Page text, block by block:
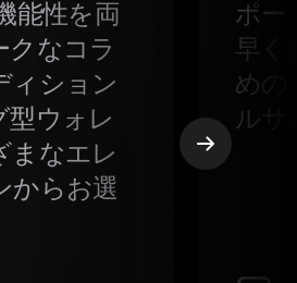
能性を両
クなコラ
ィション
型ウォレ
まなエレ
からお選
ポー
早く
めの
ルサ